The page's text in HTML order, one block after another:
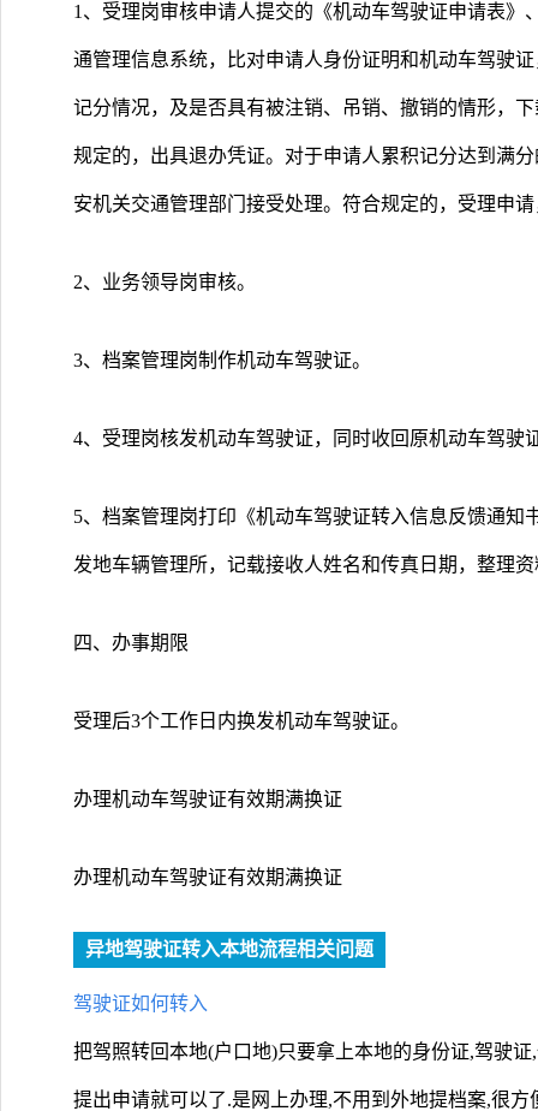
1、受理岗审核申请人提交的《机动车驾驶证申请表
通管理信息系统，比对申请人身份证明和机动车驾驶
记分情况，及是否具有被注销、吊销、撤销的情形，
规定的，出具退办凭证。对于申请人累积记分达到满
安机关交通管理部门接受处理。符合规定的，受理申
2、业务领导岗审核。
3、档案管理岗制作机动车驾驶证。
4、受理岗核发机动车驾驶证，同时收回原机动车驾驶
5、档案管理岗打印《机动车驾驶证转入信息反馈通
发地车辆管理所，记载接收人姓名和传真日期，整理
四、办事期限
受理后3个工作日内换发机动车驾驶证。
办理机动车驾驶证有效期满换证
办理机动车驾驶证有效期满换证
异地驾驶证转入本地流程相关问题
驾驶证如何转入
把驾照转回本地(户口地)只要拿上本地的身份证,驾驶
提出申请就可以了.是网上办理,不用到外地提档案,很